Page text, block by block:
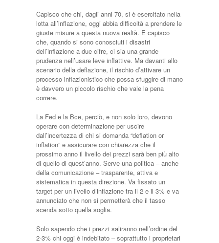
Capisco che chi, dagli anni 70, si è esercitato nella
lotta all’inflazione, oggi abbia difficoltà a prendere le
giuste misure a questa nuova realtà. E capisco
che, quando si sono conosciuti i disastri
dell’inflazione a due cifre, ci sia una grande
prudenza nell’usare leve inflattive. Ma davanti allo
scenario della deflazione, il rischio d’attivare un
processo inflazionistico che possa sfuggire di mano
è davvero un piccolo rischio che vale la pena
correre.
La Fed e la Bce, perciò, e non solo loro, devono
operare con determinazione per uscire
dall’incertezza di chi si domanda “deflation or
inflation” e assicurare con chiarezza che il
prossimo anno il livello dei prezzi sarà ben più alto
di quello di quest’anno. Serve una politica – anche
della comunicazione – trasparente, attiva e
sistematica in questa direzione. Va fissato un
target per un livello d’inflazione tra il 2 e il 3% e va
annunciato che non si permetterà che il tasso
scenda sotto quella soglia.
Solo sapendo che i prezzi saliranno nell’ordine del
2-3% chi oggi è indebitato – soprattutto i proprietari